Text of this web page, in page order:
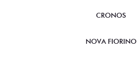
CRONOS
NOVA FIORINO